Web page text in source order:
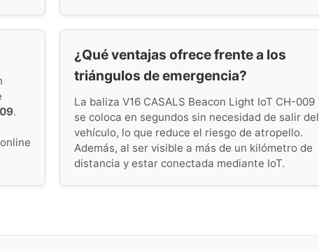
.
¿Qué ventajas ofrece frente a los
triángulos de emergencia?
La baliza V16 CASALS Beacon Light IoT CH-009
se coloca en segundos sin necesidad de salir del
vehículo, lo que reduce el riesgo de atropello.
Además, al ser visible a más de un kilómetro de
distancia y estar conectada mediante IoT.